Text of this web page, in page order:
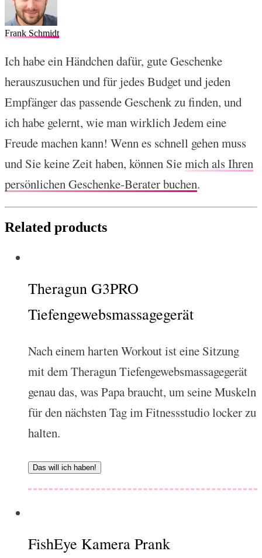
Frank Schmidt
Ich habe ein Händchen dafür, gute Geschenke
herauszusuchen und für jedes Budget und jeden
Empfänger das passende Geschenk zu finden, und
ich habe gelernt, wie man wirklich Jedem eine
Freude machen kann! Wenn es schnell gehen muss
und Sie keine Zeit haben, können Siemich als Ihren
persönlichen Geschenke-Berater buchen.
Related products
Theragun G3PRO
Tiefengewebsmassagegerät
Nach einem harten Workout ist eine Sitzung
mit dem Theragun Tiefengewebsmassagegerät
genau das, was Papa braucht, um seine Muskeln
für den nächsten Tag im Fitnessstudio locker zu
halten.
Das will ich haben!
FishEye Kamera Prank